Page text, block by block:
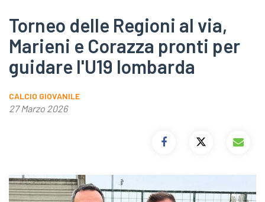
Torneo delle Regioni al via,
Marieni e Corazza pronti per
guidare l'U19 lombarda
CALCIO GIOVANILE
27 Marzo 2026